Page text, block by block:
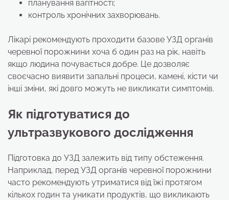
планування вагітності;
контроль хронічних захворювань.
Лікарі рекомендують проходити базове УЗД органів
черевної порожнини хоча б один раз на рік, навіть
якщо людина почувається добре. Це дозволяє
своєчасно виявити запальні процеси, камені, кісти чи
інші зміни, які довго можуть не викликати симптомів.
Як підготуватися до
ультразвукового дослідження
Підготовка до УЗД залежить від типу обстеження.
Наприклад, перед УЗД органів черевної порожнини
часто рекомендують утриматися від їжі протягом
кількох годин та уникати продуктів, що викликають